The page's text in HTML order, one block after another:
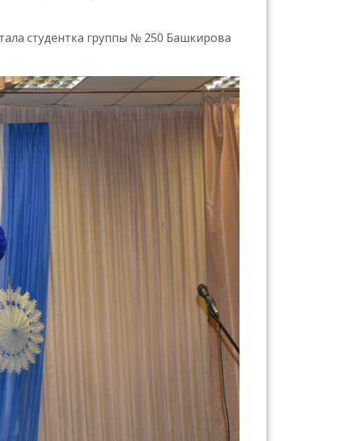
студентка группы № 250 Башкирова